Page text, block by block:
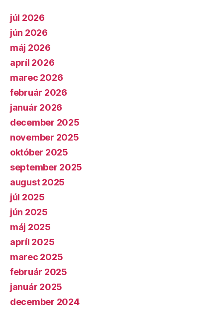
júl 2026
jún 2026
máj 2026
apríl 2026
marec 2026
február 2026
január 2026
december 2025
november 2025
október 2025
september 2025
august 2025
júl 2025
jún 2025
máj 2025
apríl 2025
marec 2025
február 2025
január 2025
december 2024